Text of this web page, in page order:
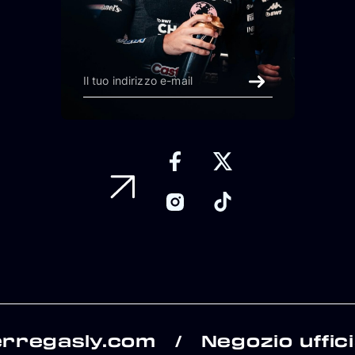
/ Negozio